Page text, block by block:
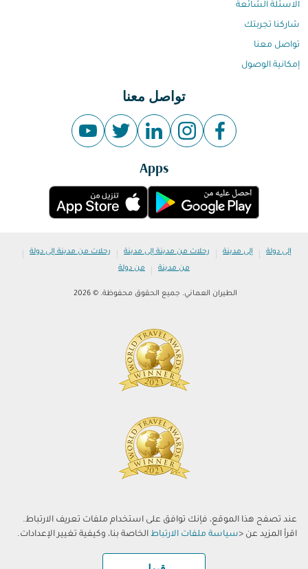
عند تصفح هذا الموقع، فإنك توافق على استخدام ملفات تعريف الارتباط.
اقرأ المزيد عن <سياسة ملفات الارتباط الخاصة بنا، وكيفية تغيير الإعدادات.
الاسئلة الشائعة
شاركنا تجربتك
تواصل معنا
إمكانية الوصول
تواصل معنا
Apps
إلى دولة | إلى مدينة | رحلات من مدينة إلى مدينة | رحلات من مدينة إلى دولة |
من مدينة | من دولة
الطيران العماني. جميع الحقوق محفوظة. © 2026